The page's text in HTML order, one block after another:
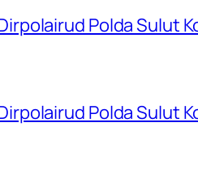
Polda Sulut
Polda Sulut